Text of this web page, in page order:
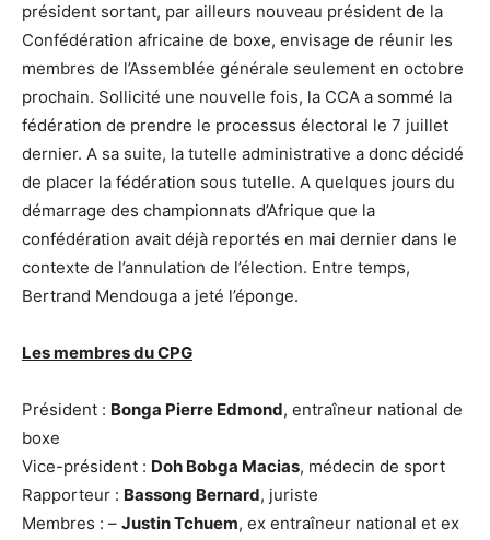
président sortant, par ailleurs nouveau président de la
Confédération africaine de boxe, envisage de réunir les
membres de l’Assemblée générale seulement en octobre
prochain. Sollicité une nouvelle fois, la CCA a sommé la
fédération de prendre le processus électoral le 7 juillet
dernier. A sa suite, la tutelle administrative a donc décidé
de placer la fédération sous tutelle. A quelques jours du
démarrage des championnats d’Afrique que la
confédération avait déjà reportés en mai dernier dans le
contexte de l’annulation de l’élection. Entre temps,
Bertrand Mendouga a jeté l’éponge.
Les membres du CPG
Président : Bonga Pierre Edmond, entraîneur national de
boxe
Vice-président : Doh Bobga Macias, médecin de sport
Rapporteur : Bassong Bernard, juriste
Membres : – Justin Tchuem, ex entraîneur national et ex